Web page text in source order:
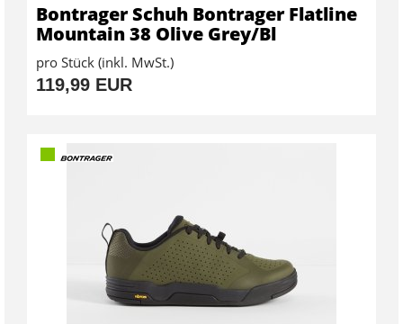
Bontrager Schuh Bontrager Flatline
Mountain 38 Olive Grey/Bl
pro Stück (inkl. MwSt.)
119,99 EUR